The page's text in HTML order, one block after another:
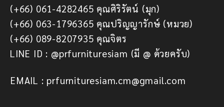
(+66) 061-4282465 คุณศิริรัตน์ (มุก)
(+66) 063-1796365 คุณปริญญารักษ์ (หมวย)
(+66) 089-8207935 คุณจิตร
LINE ID : @prfurnituresiam (มี @ ด้วยครับ)
EMAIL : prfurnituresiam.cm@gmail.com